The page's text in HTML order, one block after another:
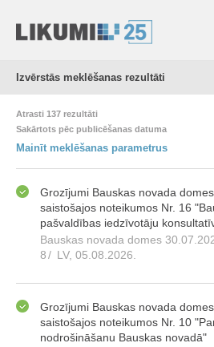
Izvērstās meklēšanas rezultāti
Atrasti 137 rezultāti
Sakārtots pēc publicēšanas datuma
Mainīt meklēšanas parametrus
Grozījumi Bauskas novada
saistošajos noteikumos Nr. 16
pašvaldības iedzīvotāju
Bauskas novada domes
8/ LV, 05.08.2026.
Grozījumi Bauskas novada
saistošajos noteikumos Nr. 10
nodrošināšanu Bauskas novadā"